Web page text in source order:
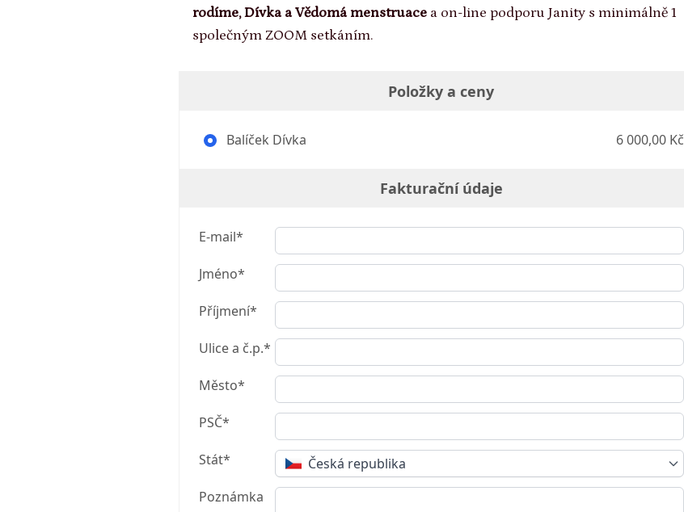
rodíme, Dívka a Vědomá menstruace a on-line podporu Janity s minimálně 1
společným ZOOM setkáním.
Položky a ceny
Balíček Dívka 6 000,00 Kč
Fakturační údaje
E-mail*
Jméno*
Příjmení*
Ulice a č.p.*
Město*
PSČ*
Stát*
Česká republika
Poznámka